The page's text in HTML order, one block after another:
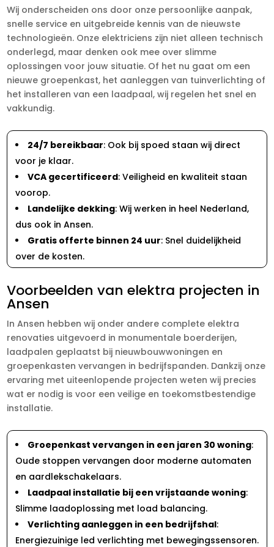
Wij onderscheiden ons door onze persoonlijke aanpak,
snelle service en uitgebreide kennis van de nieuwste
technologieën. Onze elektriciens zijn niet alleen technisch
onderlegd, maar denken ook mee over slimme
oplossingen voor jouw situatie. Of het nu gaat om een
nieuwe groepenkast, het aanleggen van tuinverlichting of
het installeren van een laadpaal, wij regelen het snel en
vakkundig.
24/7 bereikbaar: Ook bij spoed staan wij direct
voor je klaar.
VCA gecertificeerd: Veiligheid en kwaliteit staan
voorop.
Landelijke dekking: Wij werken in heel Nederland,
dus ook in Ansen.
Gratis offerte binnen 24 uur: Snel duidelijkheid
over de kosten.
Voorbeelden van elektra projecten in
Ansen
In Ansen hebben wij onder andere complete elektra
renovaties uitgevoerd in monumentale boerderijen,
laadpalen geplaatst bij nieuwbouwwoningen en
groepenkasten vervangen in bedrijfspanden. Dankzij onze
ervaring met uiteenlopende projecten weten wij precies
wat er nodig is voor een veilige en toekomstbestendige
installatie.
Groepenkast vervangen in een jaren 30 woning:
Oude stoppen vervangen door moderne automaten
en aardlekschakelaars.
Laadpaal installatie bij een vrijstaande woning:
Slimme laadoplossing met load balancing.
Verlichting aanleggen in een bedrijfshal:
Energiezuinige led verlichting met bewegingssensoren.